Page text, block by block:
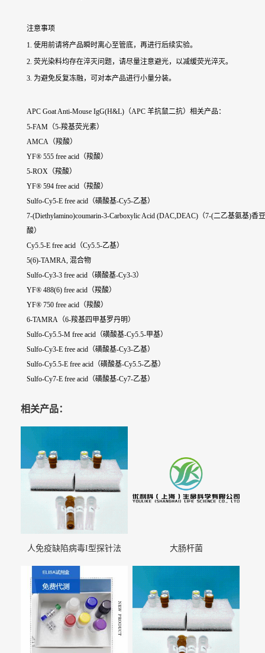
注意事项
1. 使用前请将产品瞬时离心至管底，再进行后续实验。
2. 荧光染料均存在淬灭问题，请尽量注意避光，以减缓荧光淬灭。
3. 为避免反复冻融，可对本产品进行小量分装。
APC Goat Anti-Mouse IgG(H&L)（APC 羊抗鼠二抗） 相关产品：
5-FAM（5-羧基荧光素）
AMCA（羧酸）
YF® 555 free acid（羧酸）
5-ROX（羧酸）
YF® 594 free acid（羧酸）
Sulfo-Cy5-E free acid（磺酸基-Cy5-乙基）
7-(Diethylamino)coumarin-3-Carboxylic Acid (DAC,DEAC)（7-(二乙基氨基)香
酸）
Cy5.5-E free acid（Cy5.5-乙基）
5(6)-TAMRA, 混合物
Sulfo-Cy3-3 free acid（磺酸基-Cy3-3）
YF® 488(6) free acid（羧酸）
YF® 750 free acid（羧酸）
6-TAMRA（6-羧基四甲基罗丹明）
Sulfo-Cy5.5-M free acid（磺酸基-Cy5.5-甲基）
Sulfo-Cy3-E free acid（磺酸基-Cy3-乙基）
Sulfo-Cy5.5-E free acid（磺酸基-Cy5.5-乙基）
Sulfo-Cy7-E free acid（磺酸基-Cy7-乙基）
相关产品：
人免疫缺陷病毒I型探针法
大肠杆菌